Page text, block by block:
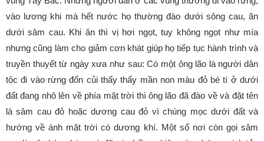
vào lương khi mà hết nước họ thường đào dưới sông cau, ăn
dưới sâm cau. Khi ăn thì vị hơi ngọt, tuy không ngọt như mía
nhưng cũng làm cho giảm cơn khát giúp họ tiếp tục hành trình và
truyền thuyết từ ngày xưa như sau: Có một ông lão là người dân
tộc đi vào rừng đốn củi thấy thấy mần non màu đỏ bé tí ở dưới
đất đang nhô lên về phía mặt trời thì ông lão đã đào về và đặt tên
là sâm cau đỏ hoặc dương cau đỏ vì chúng mọc dưới đất và
hướng về ánh mặt trời có dương khí. Một số nơi còn gọi sâm